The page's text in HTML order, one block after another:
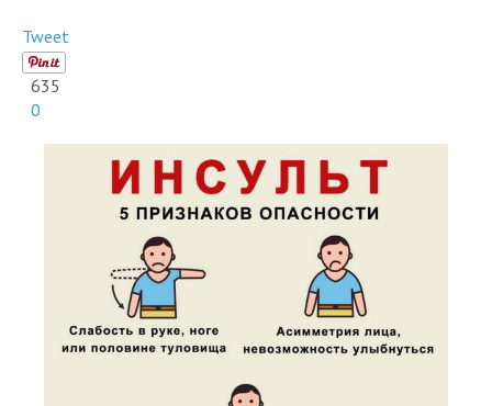
ЛДПР
Tweet